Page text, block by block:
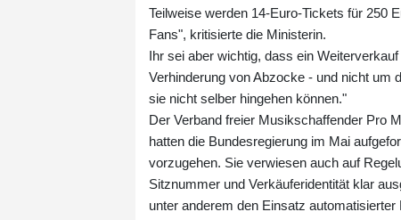
Teilweise werden 14-Euro-Tickets für 250
Fans", kritisierte die Ministerin.
Ihr sei aber wichtig, dass ein
Verhinderung von Abzocke - und nicht um
sie nicht selber hingehen können."
Der Verband freier Musikschaffender Pro
hatten die Bundesregierung im Mai
vorzugehen. Sie verwiesen auch auf
Sitznummer und Verkäuferidentität klar
unter anderem den Einsatz